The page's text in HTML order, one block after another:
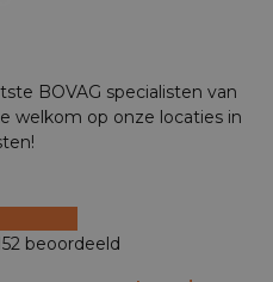
BOVAG specialisten van
welkom op onze locaties in
beoordeeld